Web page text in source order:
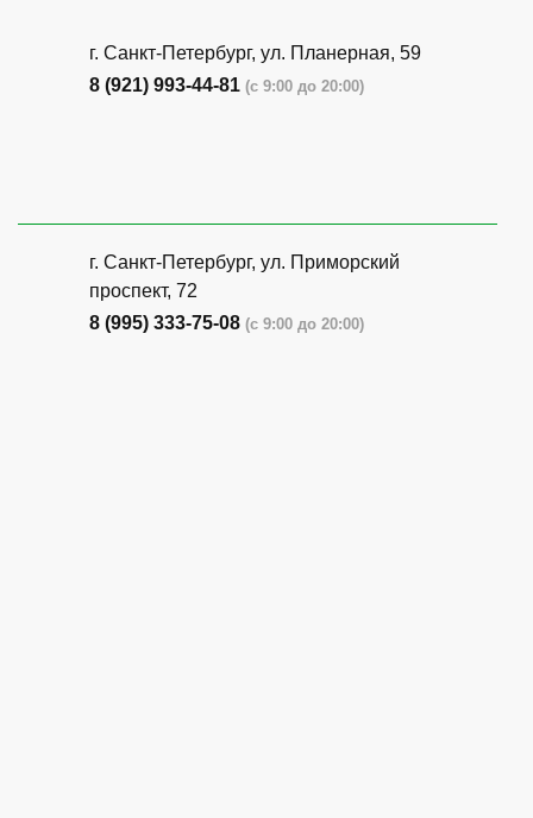
г. Санкт-Петербург, ​ул. Планерная, 59
8 (921) 993-44-81 (с 9:00 до 20:00)
г. Санкт-Петербург, ​ул. Приморский
проспект, 72
8 (995) 333-75-08 (с 9:00 до 20:00)